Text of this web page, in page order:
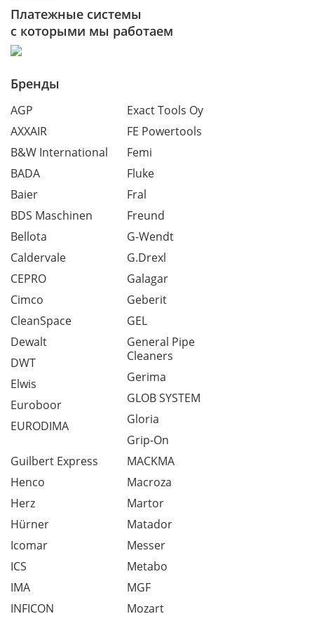
Платежные системы
с которыми мы работаем
Бренды
AGP
AXXAIR
B&W International
BADA
Baier
BDS Maschinen
Bellota
Caldervale
CEPRO
Cimco
CleanSpace
Dewalt
DWT
Elwis
Euroboor
EURODIMA
Exact Tools Oy
FE Powertools
Femi
Fluke
Fral
Freund
G-Wendt
G.Drexl
Galagar
Geberit
GEL
General Pipe
Cleaners
Gerima
GLOB SYSTEM
Gloria
Grip-On
Guilbert Express
Henco
Herz
Hürner
Icomar
ICS
IMA
INFICON
MACKMA
Macroza
Martor
Matador
Messer
Metabo
MGF
Mozart